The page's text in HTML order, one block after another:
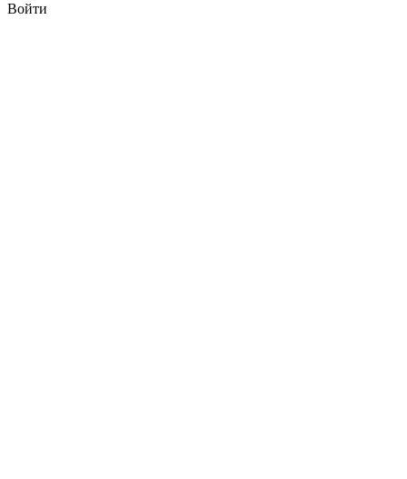
Войти